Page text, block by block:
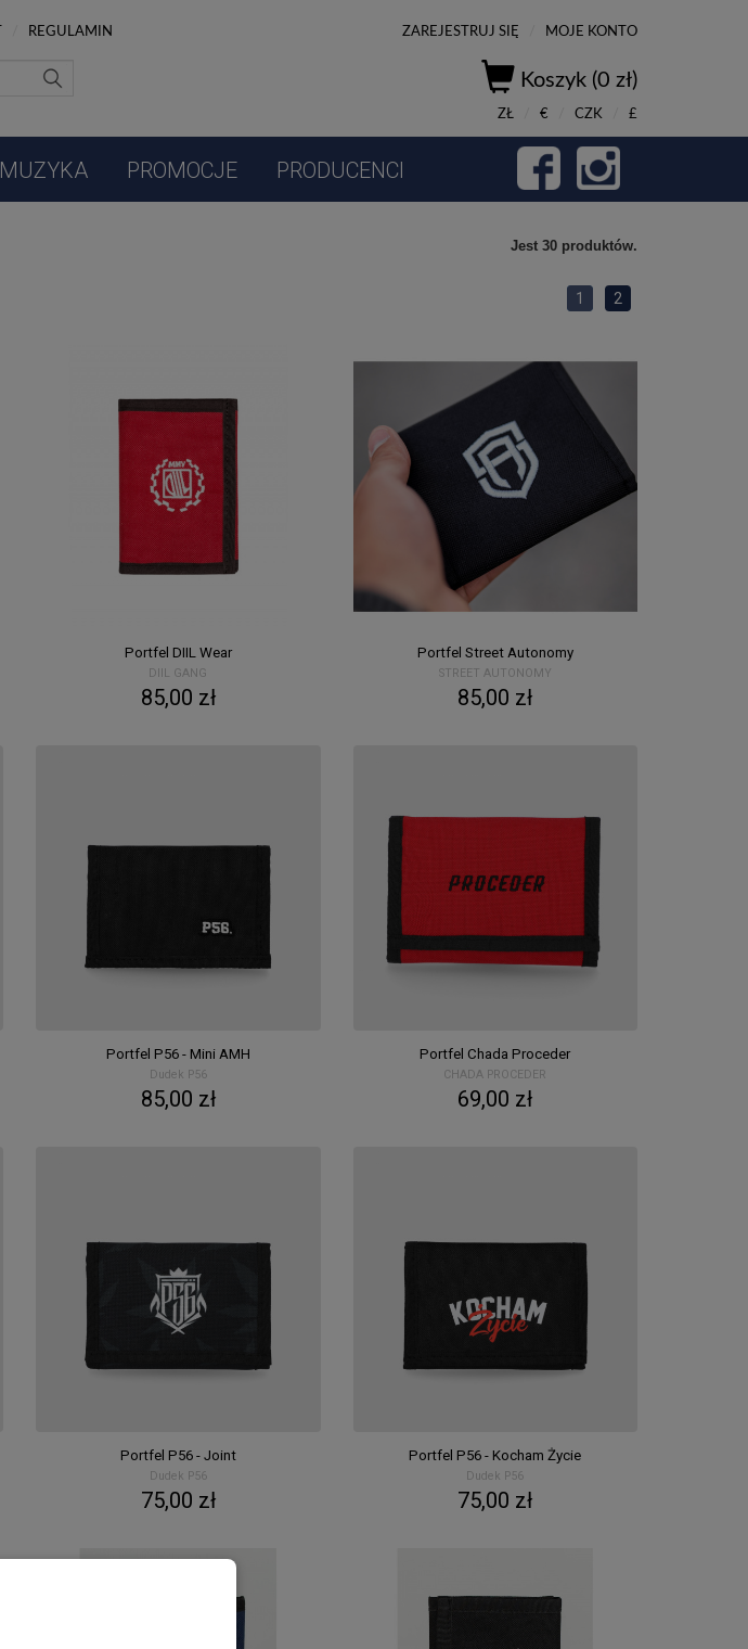
REGULAMIN ZAREJESTRUJ SIĘ MOJE KONTO
Koszyk (0 zł)
ZŁ € CZK £
MUZYKA PROMOCJE PRODUCENCI
Jest 30 produktów.
1 2
Portfel DIIL Wear
DIIL GANG
85,00 zł
Portfel Street Autonomy
STREET AUTONOMY
85,00 zł
Portfel P56 - Mini AMH
Dudek P56
85,00 zł
Portfel Chada Proceder
CHADA PROCEDER
69,00 zł
Portfel P56 - Joint
Dudek P56
75,00 zł
Portfel P56 - Kocham Życie
Dudek P56
75,00 zł